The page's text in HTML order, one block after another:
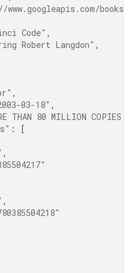
books/
Code" ,
Robert Langdon" ,
,
03-18" ,
THAN 80 MILLION
:
[
,
,